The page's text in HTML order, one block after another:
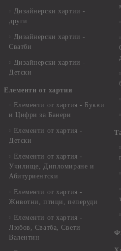
Дизайнерски хартии -
други
Дизайнерски хартии -
Сватби
Дизайнерски хартии -
Детски
Елементи от хартия
Елементи от хартия - Букви
и Цифри за Банери
Елементи от хартия -
Детски
Елементи от хартия -
Училище, Дипломиране и
Абитуриентски
Елементи от хартия -
Животни, птици, пеперуди
Елементи от хартия -
Любов, Сватба, Свети
Валентин